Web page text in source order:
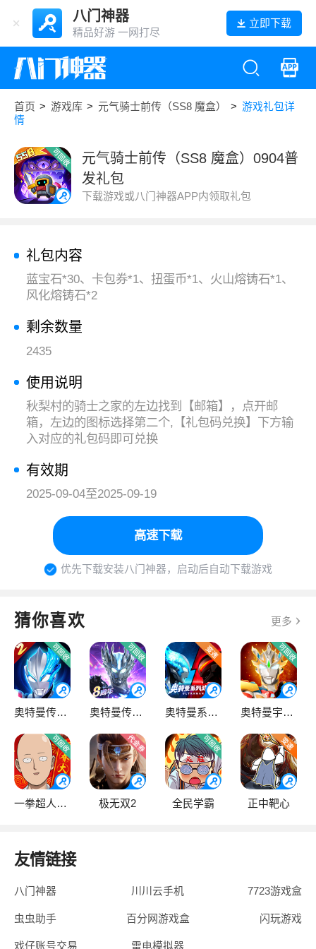
八门神器
精品好游 一网打尽
立即下载
首页 > 游戏库 > 元气骑士前传（SS8 魔盒） > 游戏礼包详
情
元气骑士前传（SS8 魔盒）0904普
发礼包
下载游戏或八门神器APP内领取礼包
礼包内容
蓝宝石*30、卡包券*1、扭蛋币*1、火山熔铸石*1、
风化熔铸石*2
剩余数量
2435
使用说明
秋梨村的骑士之家的左边找到【邮箱】，点开邮
箱，左边的图标选择第二个,【礼包码兑换】下方输
入对应的礼包码即可兑换
有效期
2025-09-04至2025-09-19
高速下载
优先下载安装八门神器，启动后自动下载游戏
猜你喜欢 更多
奥特曼传奇英雄2 奥特曼传奇英雄 奥特曼系列OL 奥特曼宇宙英雄
一拳超人·最强之男 极无双2 全民学霸 正中靶心
友情链接
八门神器 川川云手机 7723游戏盒
虫虫助手 百分网游戏盒 闪玩游戏
戏仔账号交易 雷电模拟器